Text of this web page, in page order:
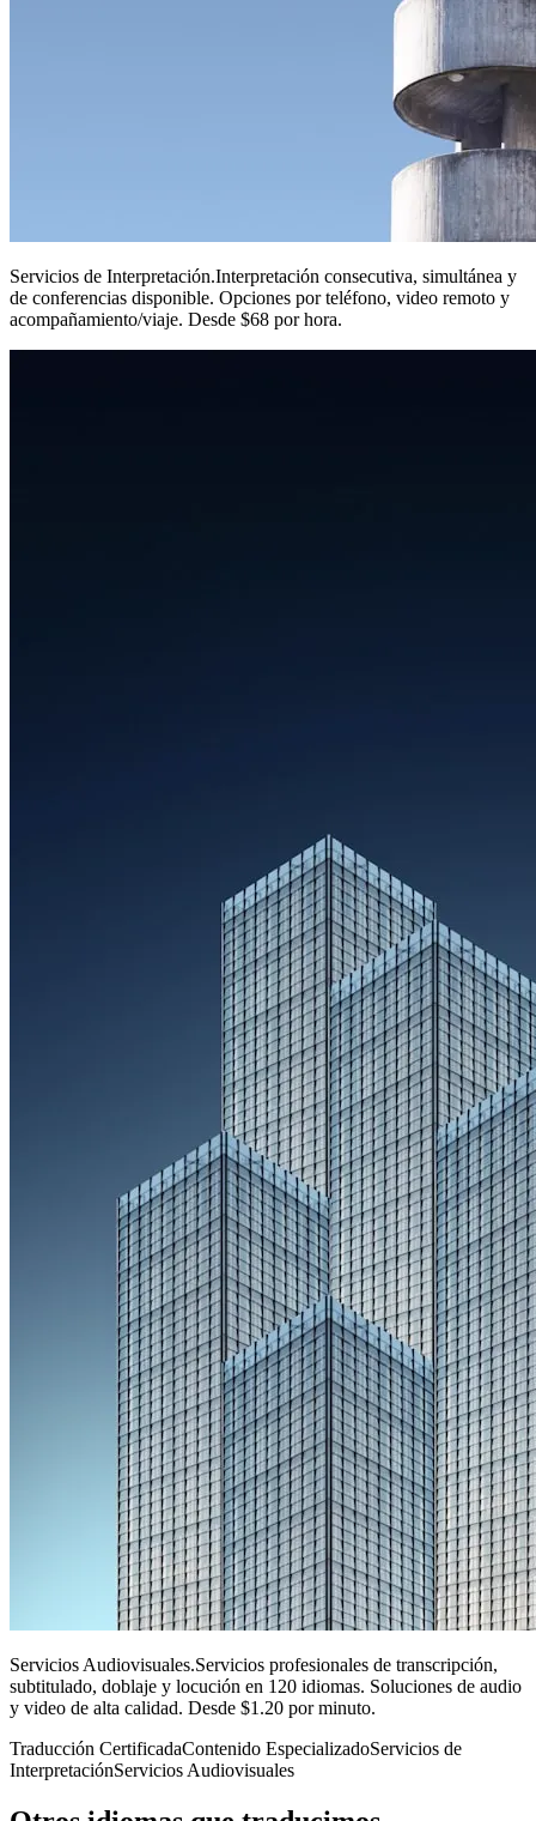
Servicios de Interpretación.Interpretación consecutiva, simultánea y
de conferencias disponible. Opciones por teléfono, video remoto y
acompañamiento/viaje. Desde $68 por hora.
Servicios Audiovisuales.Servicios profesionales de transcripción,
subtitulado, doblaje y locución en 120 idiomas. Soluciones de audio
y video de alta calidad. Desde $1.20 por minuto.
Traducción CertificadaContenido EspecializadoServicios de
InterpretaciónServicios Audiovisuales